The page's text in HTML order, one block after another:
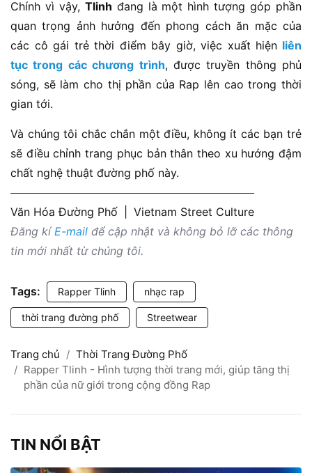
Chính vì vậy, Tlinh đang là một hình tượng góp phần
quan trọng ảnh hưởng đến phong cách ăn mặc của
các cô gái trẻ thời điểm bây giờ, việc xuất hiện liên
tục trong các chương trình, được truyền thông phủ
sóng, sẽ làm cho thị phần của Rap lên cao trong thời
gian tới.
Và chúng tôi chắc chắn một điều, không ít các bạn trẻ
sẽ điều chỉnh trang phục bản thân theo xu hướng đậm
chất nghệ thuật đường phố này.
Văn Hóa Đường Phố
Vietnam Street Culture
Đăng kí E-mail để cập nhật và không bỏ lỡ các thông
tin mới nhất từ chúng tôi.
Tags: Rapper Tlinh nhạc rap
thời trang đường phố Streetwear
Trang chủ
Thời Trang Đường Phố
Rapper Tlinh - Hình tượng thời trang mới, giúp tăng thị
phần của nữ giới trong cộng đồng Rap
TIN NỔI BẬT